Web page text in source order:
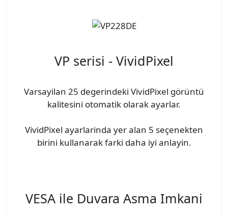
VP serisi - VividPixel
Varsayilan 25 degerindeki VividPixel görüntü
kalitesini otomatik olarak ayarlar.
VividPixel ayarlarinda yer alan 5 seçenekten
birini kullanarak farki daha iyi anlayin.
VESA ile Duvara Asma Imkani